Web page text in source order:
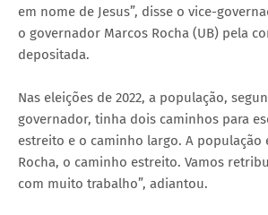
em nome de Jesus”, disse o vice-
o governador Marcos Rocha (UB) pela
depositada.
Nas eleições de 2022, a população,
governador, tinha dois caminhos para
estreito e o caminho largo. A população
Rocha, o caminho estreito. Vamos
com muito trabalho”, adiantou.